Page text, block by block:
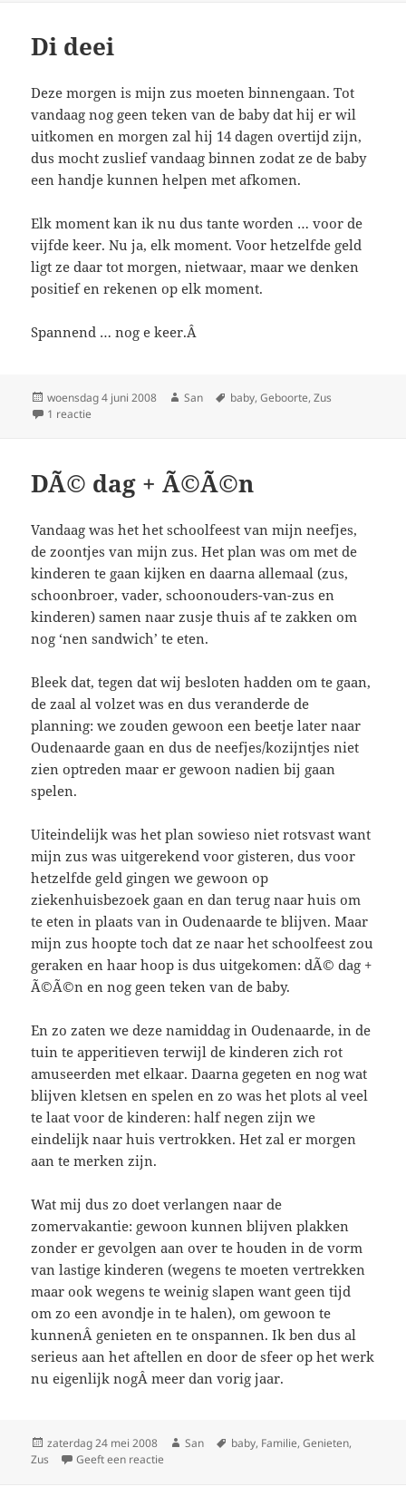
Di deei
Deze morgen is mijn zus moeten binnengaan. Tot
vandaag nog geen teken van de baby dat hij er wil
uitkomen en morgen zal hij 14 dagen overtijd zijn,
dus mocht zuslief vandaag binnen zodat ze de baby
een handje kunnen helpen met afkomen.
Elk moment kan ik nu dus tante worden … voor de
vijfde keer. Nu ja, elk moment. Voor hetzelfde geld
ligt ze daar tot morgen, nietwaar, maar we denken
positief en rekenen op elk moment.
Spannend … nog e keer.Â
Geplaatst
op
woensdag 4 juni 2008 Auteur
San Tags
baby,Geboorte,Zus
1 reactie
DÃ© dag + Ã©Ã©n
Vandaag was het het schoolfeest van mijn neefjes,
de zoontjes van mijn zus. Het plan was om met de
kinderen te gaan kijken en daarna allemaal (zus,
schoonbroer, vader, schoonouders-van-zus en
kinderen) samen naar zusje thuis af te zakken om
nog ‘nen sandwich’ te eten.
Bleek dat, tegen dat wij besloten hadden om te gaan,
de zaal al volzet was en dus veranderde de
planning: we zouden gewoon een beetje later naar
Oudenaarde gaan en dus de neefjes/kozijntjes niet
zien optreden maar er gewoon nadien bij gaan
spelen.
Uiteindelijk was het plan sowieso niet rotsvast want
mijn zus was uitgerekend voor gisteren, dus voor
hetzelfde geld gingen we gewoon op
ziekenhuisbezoek gaan en dan terug naar huis om
te eten in plaats van in Oudenaarde te blijven. Maar
mijn zus hoopte toch dat ze naar het schoolfeest zou
geraken en haar hoop is dus uitgekomen: dÃ© dag +
Ã©Ã©n en nog geen teken van de baby.
En zo zaten we deze namiddag in Oudenaarde, in de
tuin te apperitieven terwijl de kinderen zich rot
amuseerden met elkaar. Daarna gegeten en nog wat
blijven kletsen en spelen en zo was het plots al veel
te laat voor de kinderen: half negen zijn we
eindelijk naar huis vertrokken. Het zal er morgen
aan te merken zijn.
Wat mij dus zo doet verlangen naar de
zomervakantie: gewoon kunnen blijven plakken
zonder er gevolgen aan over te houden in de vorm
van lastige kinderen (wegens te moeten vertrekken
maar ook wegens te weinig slapen want geen tijd
om zo een avondje in te halen), om gewoon te
kunnenÂ genieten en te onspannen. Ik ben dus al
serieus aan het aftellen en door de sfeer op het werk
nu eigenlijk nogÂ meer dan vorig jaar.
Geplaatst
op
zaterdag 24 mei 2008 Auteur
San Tags
baby, Familie,Genieten,
Zus
Geeft een reactie